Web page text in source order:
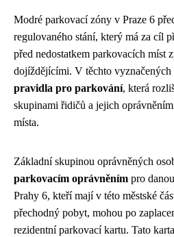
Modré parkovací zóny v Praze 6
regulovaného stání, který má za cíl
před nedostatkem parkovacích míst
dojíždějícími. V těchto vyznačených
pravidla pro parkování, která
skupinami řidičů a jejich
místa.
Základní skupinou oprávněných
parkovacím oprávněním pro
Prahy 6, kteří mají v této městské
přechodný pobyt, mohou po
rezidentní parkovací kartu. Tato